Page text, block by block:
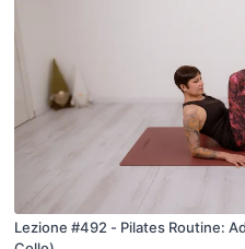
Lezione #492 - Pilates Routine: